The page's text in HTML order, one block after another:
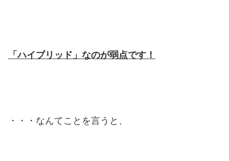
「ハイブリッド」なのが弱点です！
・・・なんてことを言うと、